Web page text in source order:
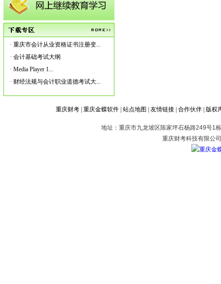
· 重庆市会计从业资格证书注册变...
· 会计基础考试大纲
· Media Player 1...
· 财经法规与会计职业道德考试大...
重庆财考 重庆金蝶软件 站点地图 友情链接 合作伙伴 版权
地址：重庆市九龙坡区陈家坪石杨路249号1
重庆财考科技有限公